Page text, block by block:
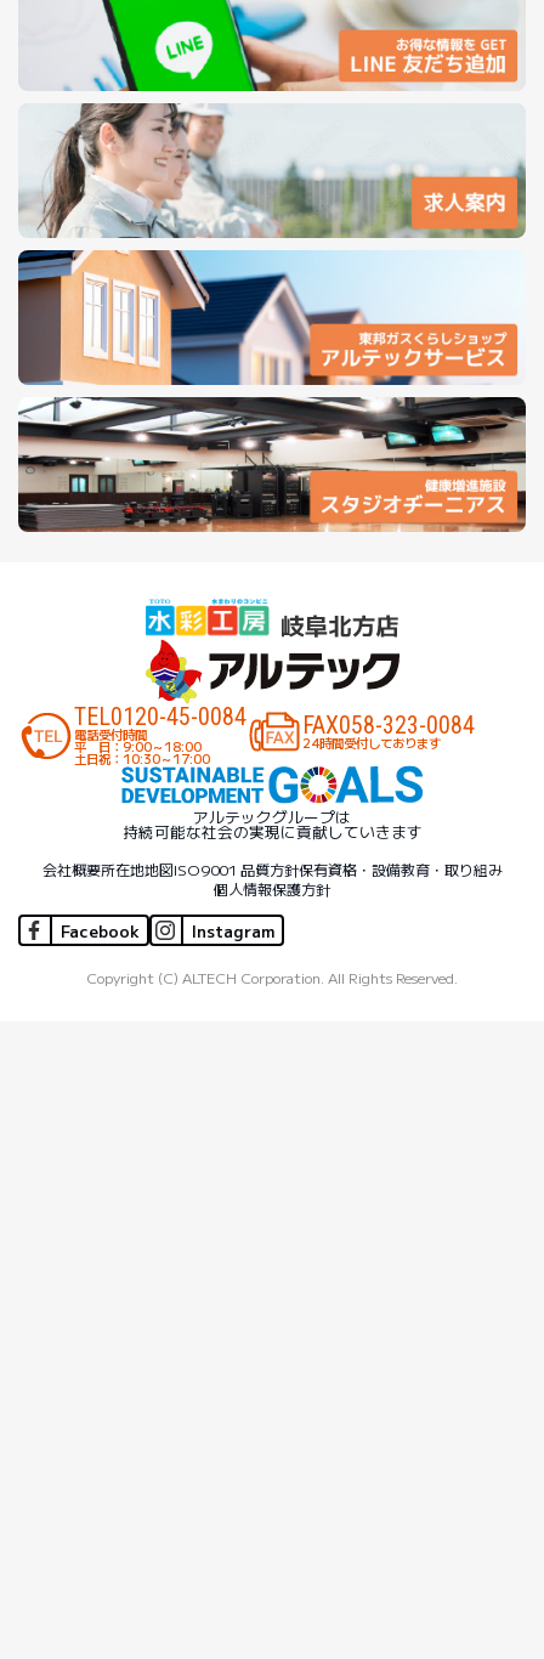
TEL0120-45-0084
電話受付時間
平 日：9:00～18:00
土日祝：10:30～17:00
FAX058-323-0084
24時間受付しております
アルテックグループは
持続可能な社会の実現に貢献していきます
会社概要所在地地図ISO9001 品質方針保有資格・設備教育・取り組み
個人情報保護方針
Facebook Instagram
Copyright (C) ALTECH Corporation. All Rights Reserved.